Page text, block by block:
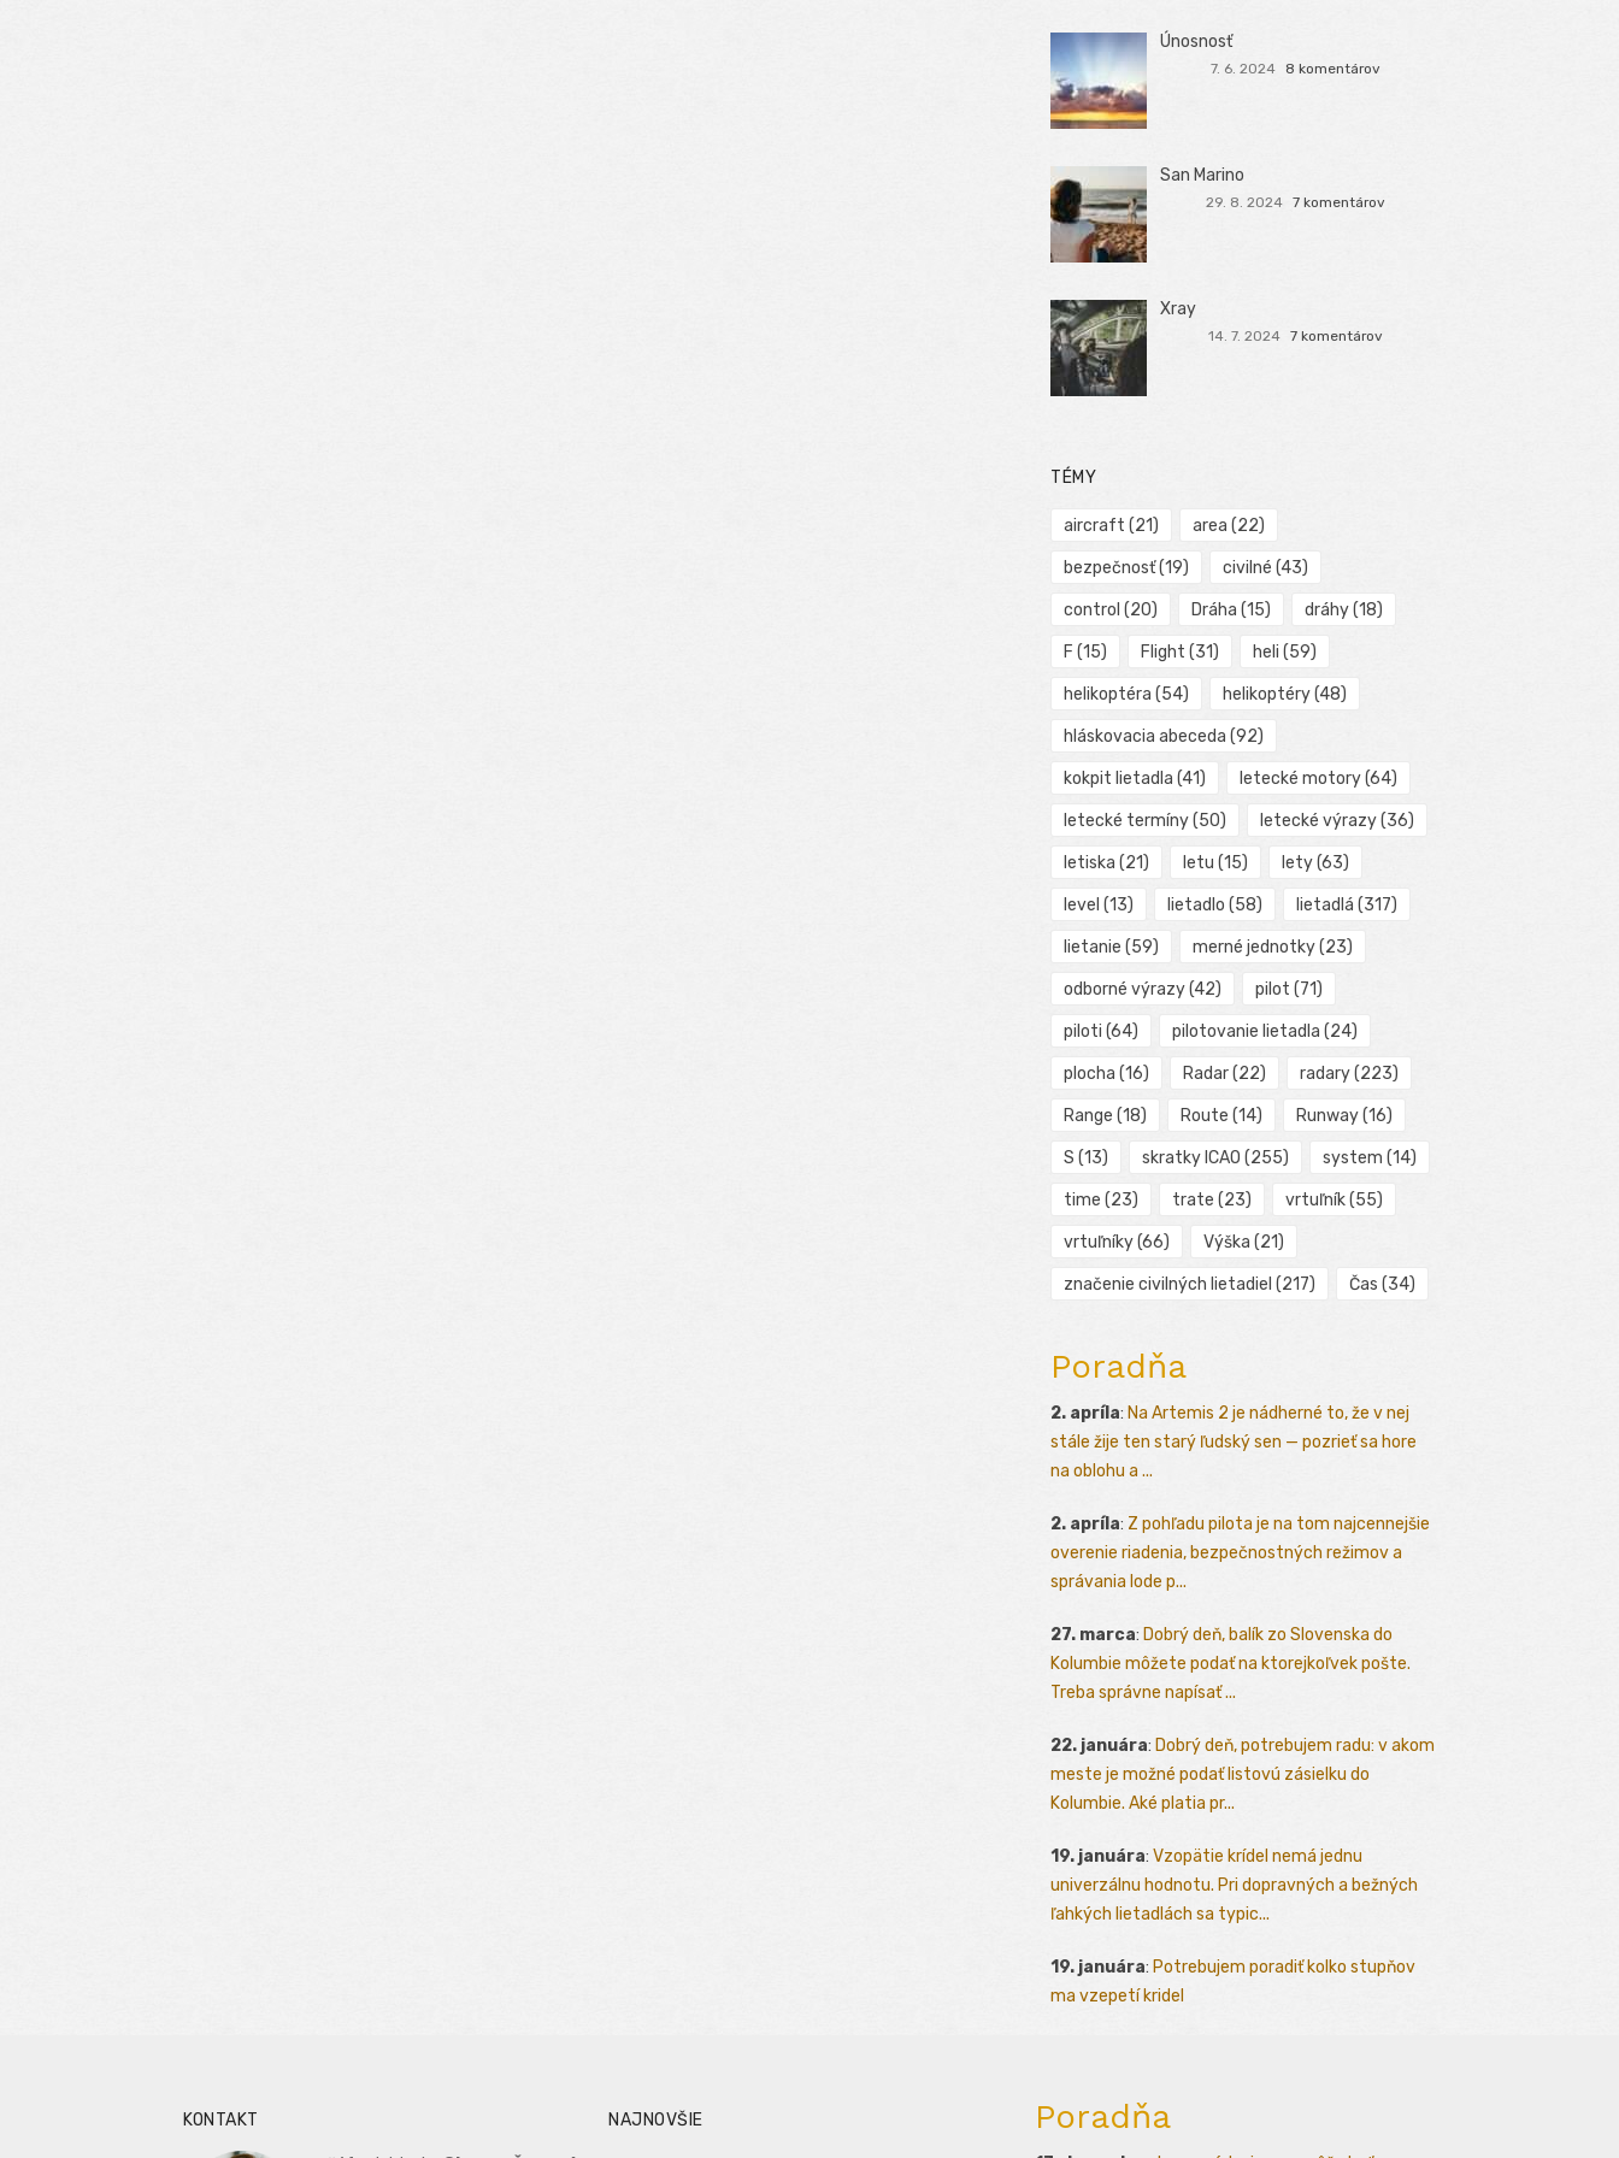
Únosnosť
7. 6. 2024 8 komentárov
San Marino
29. 8. 2024 7 komentárov
Xray
14. 7. 2024 7 komentárov
TÉMY
aircraft (21) area (22)
bezpečnosť(19) civilné (43)
control (20) Dráha (15) dráhy(18)
F (15) Flight (31) heli (59)
helikoptéra (54) helikoptéry(48)
hláskovacia abeceda (92)
kokpit lietadla (41) letecké motory(64)
letecké termíny(50) letecké výrazy(36)
letiska (21) letu (15) lety(63)
level (13) lietadlo (58) lietadlá (317)
lietanie (59) merné jednotky(23)
odborné výrazy(42) pilot (71)
piloti (64) pilotovanie lietadla (24)
plocha (16) Radar(22) radary(223)
Range (18) Route (14) Runway(16)
S (13) skratky ICAO (255) system (14)
time (23) trate (23) vrtuľník(55)
vrtuľníky(66) Výška (21)
značenie civilných lietadiel (217) Čas (34)
Poradňa
2. apríla: Na Artemis 2 je nádherné to, že v nej
stále žije ten starý ľudský sen — pozrieť sa hore
na oblohu a ...
2. apríla: Z pohľadu pilota je na tom najcennejšie
overenie riadenia, bezpečnostných režimov a
správania lode p...
27. marca: Dobrý deň, balík zo Slovenska do
Kolumbie môžete podať na ktorejkoľvek pošte.
Treba správne napísať ...
22. januára: Dobrý deň, potrebujem radu: v akom
meste je možné podať listovú zásielku do
Kolumbie. Aké platia pr...
19. januára: Vzopätie krídel nemá jednu
univerzálnu hodnotu. Pri dopravných a bežných
ľahkých lietadlách sa typic...
19. januára: Potrebujem poradiť kolko stupňov
ma vzepetí kridel
KONTAKT NAJNOVŠIE Poradňa